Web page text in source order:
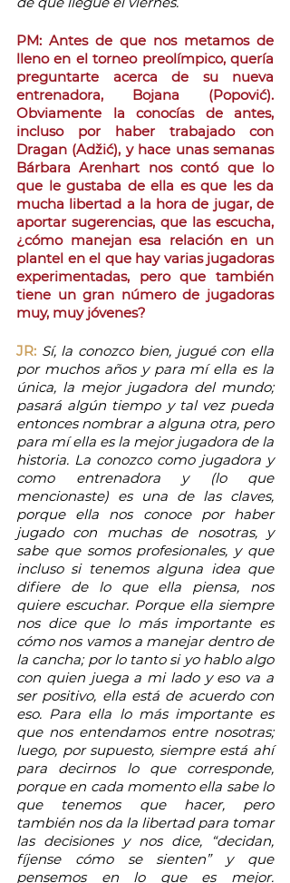
PM: Antes de que nos metamos de
lleno en el torneo preolímpico, quería
preguntarte acerca de su nueva
entrenadora, Bojana (Popović).
Obviamente la conocías de antes,
incluso por haber trabajado con
Dragan (Adžić), y hace unas semanas
Bárbara Arenhart nos contó que lo
que le gustaba de ella es que les da
mucha libertad a la hora de jugar, de
aportar sugerencias, que las escucha,
¿cómo manejan esa relación en un
plantel en el que hay varias jugadoras
experimentadas, pero que también
tiene un gran número de jugadoras
muy, muy jóvenes?
JR: Sí, la conozco bien, jugué con ella
por muchos años y para mí ella es la
única, la mejor jugadora del mundo;
pasará algún tiempo y tal vez pueda
entonces nombrar a alguna otra, pero
para mí ella es la mejor jugadora de la
historia. La conozco como jugadora y
como entrenadora y (lo que
mencionaste) es una de las claves,
porque ella nos conoce por haber
jugado con muchas de nosotras, y
sabe que somos profesionales, y que
incluso si tenemos alguna idea que
difiere de lo que ella piensa, nos
quiere escuchar. Porque ella siempre
nos dice que lo más importante es
cómo nos vamos a manejar dentro de
la cancha; por lo tanto si yo hablo algo
con quien juega a mi lado y eso va a
ser positivo, ella está de acuerdo con
eso. Para ella lo más importante es
que nos entendamos entre nosotras;
luego, por supuesto, siempre está ahí
para decirnos lo que corresponde,
porque en cada momento ella sabe lo
que tenemos que hacer, pero
también nos da la libertad para tomar
las decisiones y nos dice, “decidan,
fíjense cómo se sienten” y que
pensemos en lo que es mejor.